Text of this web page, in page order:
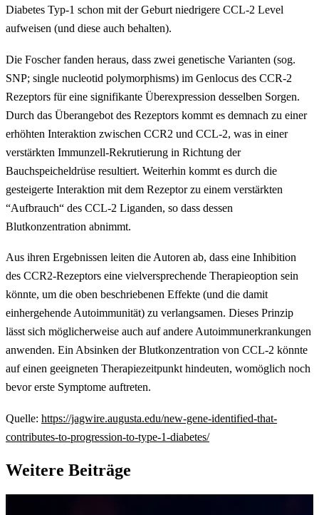
Diabetes Typ-1 schon mit der Geburt niedrigere CCL-2 Level
aufweisen (und diese auch behalten).
Die Foscher fanden heraus, dass zwei genetische Varianten (sog.
SNP; single nucleotid polymorphisms) im Genlocus des CCR-2
Rezeptors für eine signifikante Überexpression desselben Sorgen.
Durch das Überangebot des Rezeptors kommt es demnach zu einer
erhöhten Interaktion zwischen CCR2 und CCL-2, was in einer
verstärkten Immunzell-Rekrutierung in Richtung der
Bauchspeicheldrüse resultiert. Weiterhin kommt es durch die
gesteigerte Interaktion mit dem Rezeptor zu einem verstärkten
“Aufbrauch“ des CCL-2 Liganden, so dass dessen
Blutkonzentration abnimmt.
Aus ihren Ergebnissen leiten die Autoren ab, dass eine Inhibition
des CCR2-Rezeptors eine vielversprechende Therapieoption sein
könnte, um die oben beschriebenen Effekte (und die damit
einhergehende Autoimmunität) zu verlangsamen. Dieses Prinzip
lässt sich möglicherweise auch auf andere Autoimmunerkrankungen
anwenden. Ein Absinken der Blutkonzentration von CCL-2 könnte
auf einen geeigneten Therapiezeitpunkt hindeuten, womöglich noch
bevor erste Symptome auftreten.
Quelle: https://jagwire.augusta.edu/new-gene-identified-that-
contributes-to-progression-to-type-1-diabetes/
Weitere Beiträge